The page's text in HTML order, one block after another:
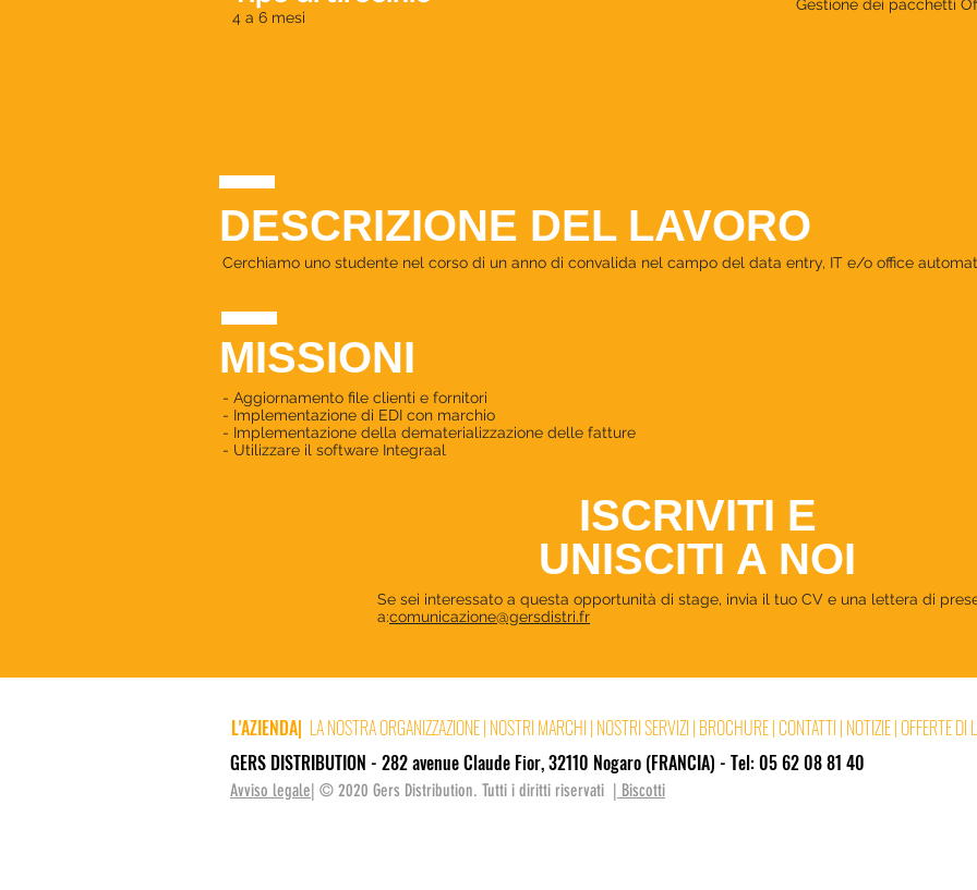
4 a 6 mesi
Gestione dei pacchetti
DESCRIZIONE DEL LAVORO
Cerchiamo uno studente nel corso di un anno di convalida nel campo del data entry, IT e/o office
MISSIONI
- Aggiornamento file clienti e fornitori
- Implementazione di EDI con marchio
- Implementazione della dematerializzazione delle fatture
- Utilizzare il software Integraal
ISCRIVITI E
UNISCITI A NOI
Se sei interessato a questa opportunità di stage, invia il tuo CV e una lettera di
a:comunicazione@gersdistri.fr
L'AZIENDA| LA NOSTRA ORGANIZZAZIONE| NOSTRI MARCHI | NOSTRI SERVIZI | BROCHURE| CONTATTI | NOTIZIE| OFFERTE DI
Avviso legale| © 2020 Gers Distribution. Tutti i diritti riservati | Biscotti
GERS DISTRIBUTION - 282 avenue Claude Fior, 32110 Nogaro (FRANCIA) - Tel: 05 62 08 81 40